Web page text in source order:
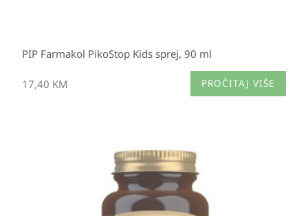
PIP Farmakol PikoStop Kids sprej, 90 ml
17,40 KM PROČITAJ VIŠE